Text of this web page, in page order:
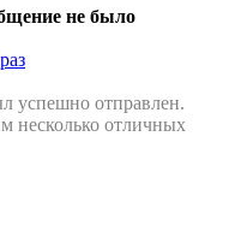
не было
успешно отправлен.
несколько отличных